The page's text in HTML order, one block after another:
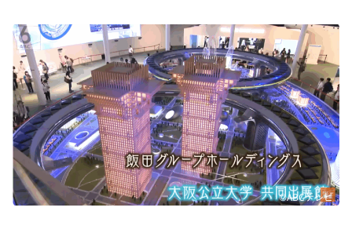
ぺこぱのまるスポ
アナ回覧板
©ABCテレビ